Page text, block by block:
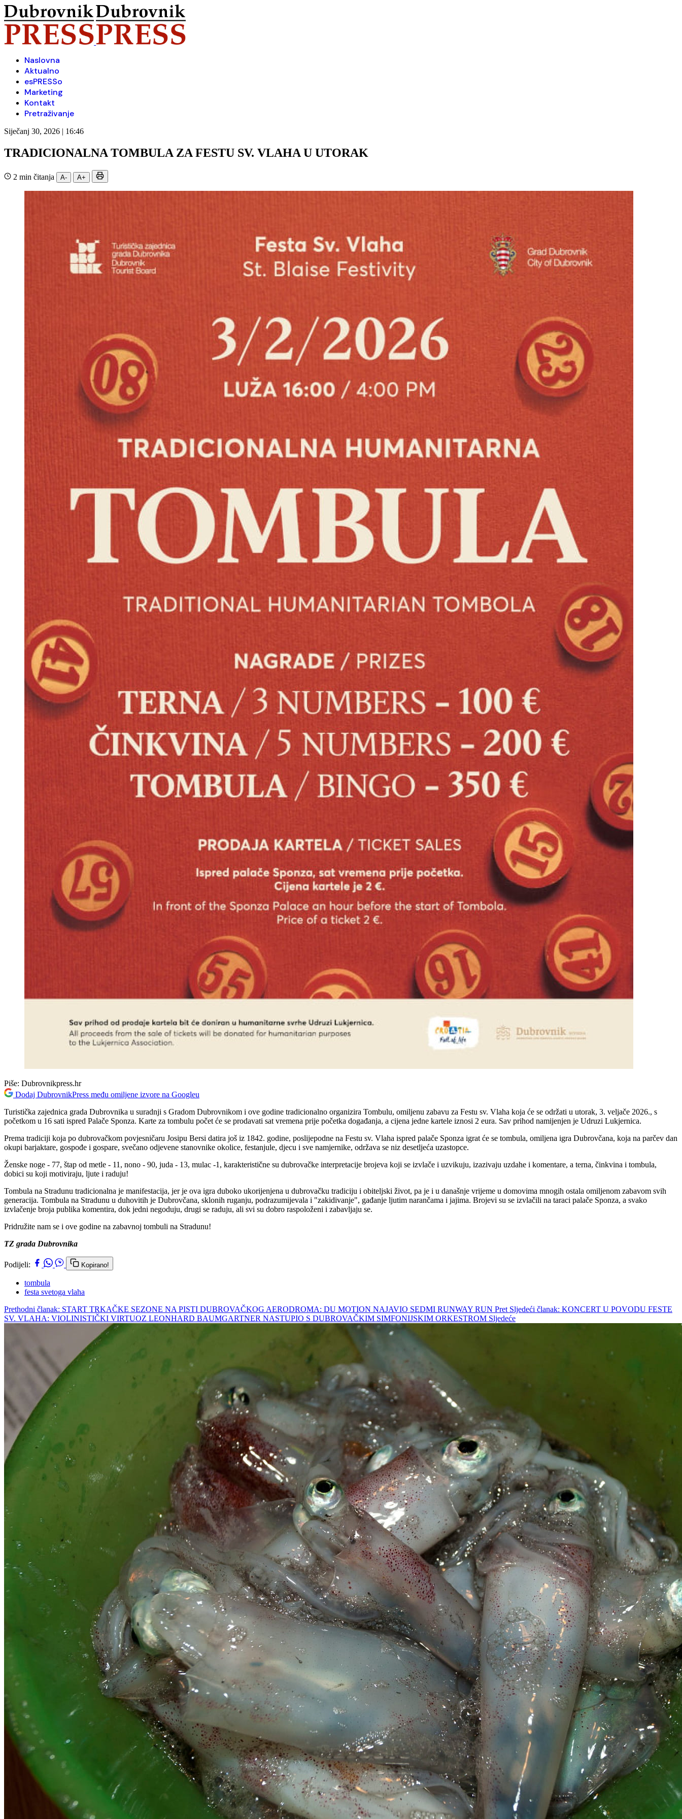
Naslovna
Aktualno
esPRESSo
Marketing
Kontakt
Pretraživanje
Siječanj 30, 2026 | 16:46
TRADICIONALNA TOMBULA ZA FESTU SV. VLAHA U UTORAK
2 min čitanja A- A+
Piše: Dubrovnikpress.hr
Dodaj DubrovnikPress među omiljene izvore na Googleu
Turistička zajednica grada Dubrovnika u suradnji s Gradom Dubrovnikom i ove godine tradicionalno organizira Tombulu, omiljenu zabavu za Festu sv. Vlaha koja će se održati u utorak, 3. veljače 2026., s
početkom u 16 sati ispred Palače Sponza. Karte za tombulu počet će se prodavati sat vremena prije početka događanja, a cijena jedne kartele iznosi 2 eura. Sav prihod namijenjen je Udruzi Lukjernica.
Prema tradiciji koja po dubrovačkom povjesničaru Josipu Bersi datira još iz 1842. godine, poslijepodne na Festu sv. Vlaha ispred palače Sponza igrat će se tombula, omiljena igra Dubrovčana, koja na parčev dan
okupi barjaktare, gospođe i gospare, svečano odjevene stanovnike okolice, festanjule, djecu i sve namjernike, održava se niz desetljeća uzastopce.
Ženske noge - 77, štap od metle - 11, nono - 90, juda - 13, mulac -1, karakteristične su dubrovačke interpretacije brojeva koji se izvlače i uzvikuju, izazivaju uzdahe i komentare, a terna, činkvina i tombula,
dobici su koji motiviraju, ljute i raduju!
Tombula na Stradunu tradicionalna je manifestacija, jer je ova igra duboko ukorijenjena u dubrovačku tradiciju i obiteljski život, pa je i u današnje vrijeme u domovima mnogih ostala omiljenom zabavom svih
generacija. Tombula na Stradunu u duhovitih je Dubrovčana, sklonih ruganju, podrazumijevala i "zakidivanje", gađanje ljutim narančama i jajima. Brojevi su se izvlačili na taraci palače Sponza, a svako
izvlačenje broja publika komentira, dok jedni negoduju, drugi se raduju, ali svi su dobro raspoloženi i zabavljaju se.
Pridružite nam se i ove godine na zabavnoj tombuli na Stradunu!
TZ grada Dubrovnika
Podijeli: Kopirano!
tombula
festa svetoga vlaha
Prethodni članak: START TRKAČKE SEZONE NA PISTI DUBROVAČKOG AERODROMA: DU MOTION NAJAVIO SEDMI RUNWAY RUN Pret Sljedeći članak: KONCERT U POVODU FESTE
SV. VLAHA: VIOLINISTIČKI VIRTUOZ LEONHARD BAUMGARTNER NASTUPIO S DUBROVAČKIM SIMFONIJSKIM ORKESTROM Sljedeće